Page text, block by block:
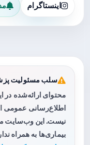
اینستاگرام
سلب مسئولیت
محتوای ارائه‌شده
اطلاع‌رسانی عمومی
نیست. این وب‌سایت
بیماری‌ها به همراه